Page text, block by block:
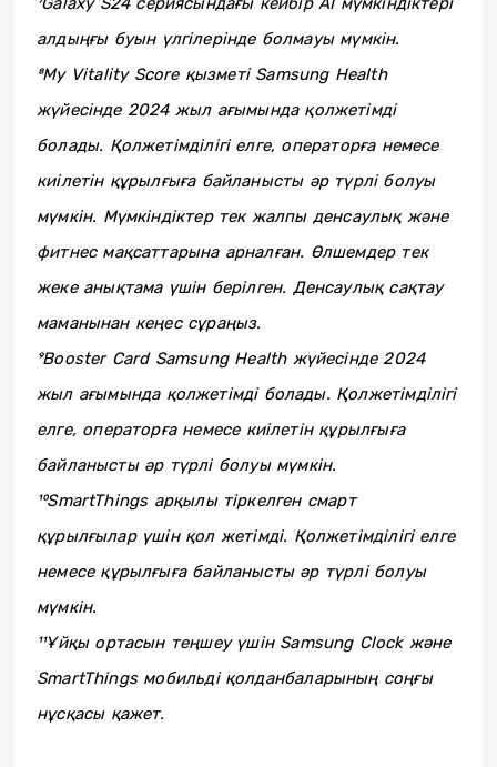
алдыңғы буын үлгілерінде болмауы мүмкін.
⁸My Vitality Score қызметі Samsung Health
жүйесінде 2024 жыл ағымында қолжетімді
болады. Қолжетімділігі елге, операторға немесе
киілетін құрылғыға байланысты әр түрлі болуы
мүмкін. Мүмкіндіктер тек жалпы денсаулық және
фитнес мақсаттарына арналған. Өлшемдер тек
жеке анықтама үшін берілген. Денсаулық сақтау
маманынан кеңес сұраңыз.
⁹Booster Card Samsung Health жүйесінде 2024
жыл ағымында қолжетімді болады. Қолжетімділігі
елге, операторға немесе киілетін құрылғыға
байланысты әр түрлі болуы мүмкін.
¹⁰SmartThings арқылы тіркелген смарт
құрылғылар үшін қол жетімді. Қолжетімділігі елге
немесе құрылғыға байланысты әр түрлі болуы
мүмкін.
¹¹Ұйқы ортасын теңшеу үшін Samsung Clock және
SmartThings мобильді қолданбаларының соңғы
нұсқасы қажет.